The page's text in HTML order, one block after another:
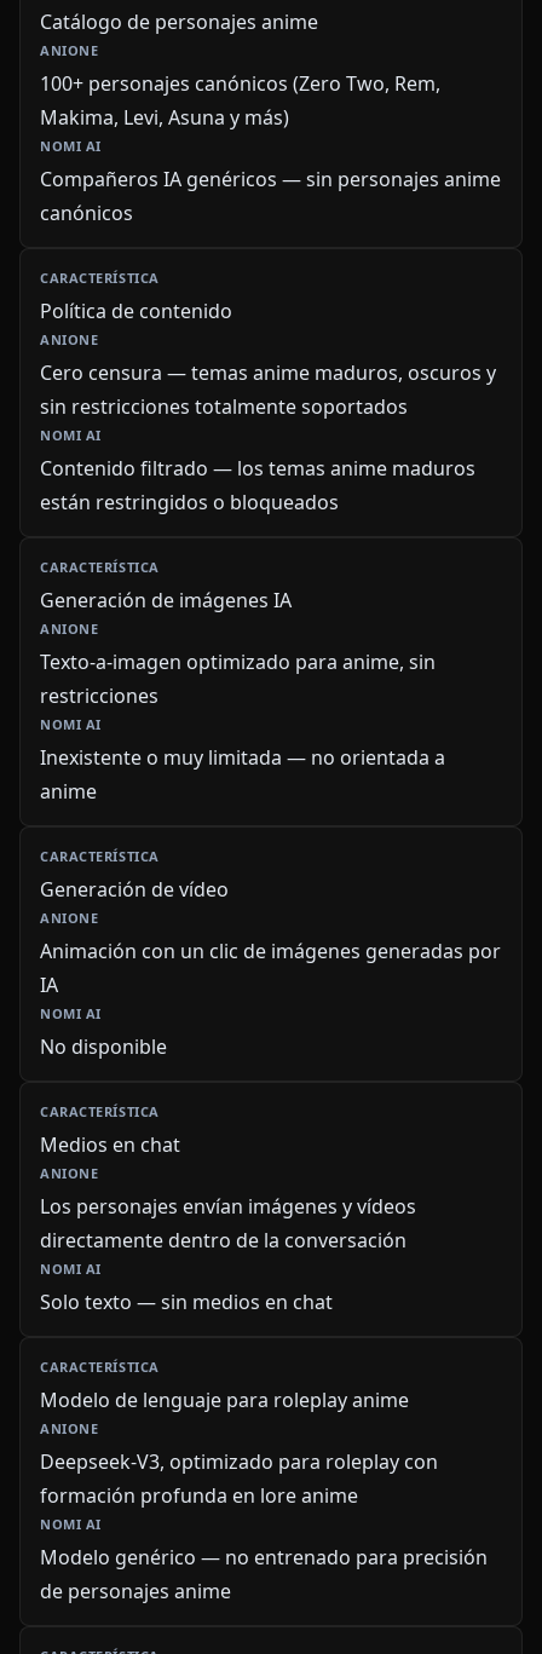
Catálogo de personajes anime
100+ personajes canónicos (Zero Two, Rem,
Makima, Levi, Asuna y más)
Compañeros IA genéricos — sin personajes anime
canónicos
Política de contenido
Cero censura — temas anime maduros, oscuros y
sin restricciones totalmente soportados
Contenido filtrado — los temas anime maduros
están restringidos o bloqueados
Generación de imágenes IA
Texto-a-imagen optimizado para anime, sin
restricciones
Inexistente o muy limitada — no orientada a
anime
Generación de vídeo
Animación con un clic de imágenes generadas por
IA
No disponible
Medios en chat
Los personajes envían imágenes y vídeos
directamente dentro de la conversación
Solo texto — sin medios en chat
Modelo de lenguaje para roleplay anime
Deepseek-V3, optimizado para roleplay con
formación profunda en lore anime
Modelo genérico — no entrenado para precisión
de personajes anime